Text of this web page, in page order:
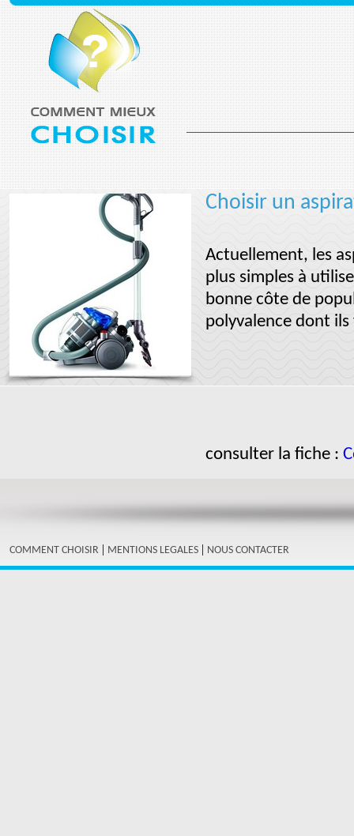
Choisir un
Actuellement, les
plus simples à
bonne côte de
polyvalence dont
consulter la fiche :
COMMENT CHOISIR | MENTIONS LEGALES | NOUS CONTACTER